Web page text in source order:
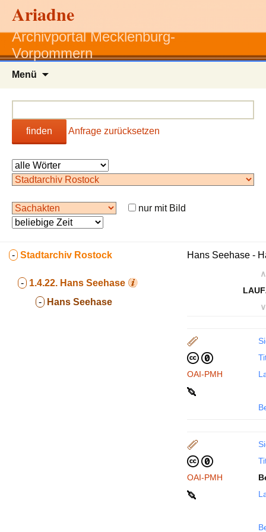
Ariadne
Archivportal Mecklenburg-
Vorpommern
Menü
finden Anfrage zurücksetzen
nur mit Bild
- Stadtarchiv Rostock
- 1.4.22. Hans Seehase
- Hans Seehase
Hans Seehase -
∧
∨
OAI-PMH
OAI-PMH